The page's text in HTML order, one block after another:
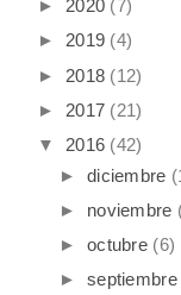
► 2020 (7)
► 2019 (4)
► 2018 (12)
► 2017 (21)
▼
2016 (42)
► diciembre
► noviembre
► octubre (6)
► septiembre